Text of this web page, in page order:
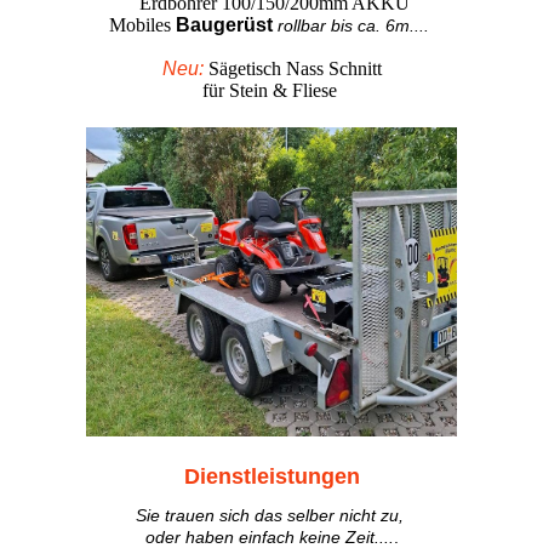
Mobiles Baugerüst rollbar bis ca. 6m....
Neu:Sägetisch Nass Schnitt
für Stein & Fliese
Dienstleistungen
Sie trauen sich das selber nicht zu,
oder haben einfach keine Zeit....